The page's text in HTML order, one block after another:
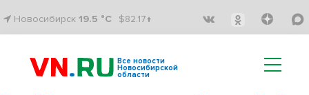
Новосибирск 19.5 °C $82.17↑
Все новости
Новосибирской
области